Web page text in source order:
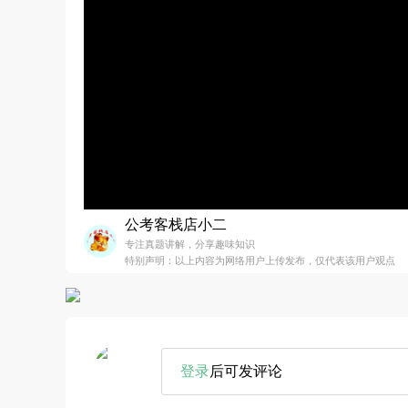
公考客栈店小二
专注真题讲解，分享趣味知识
特别声明：以上内容为网络用户上传发布，仅代表该用户观点
登录后可发评论